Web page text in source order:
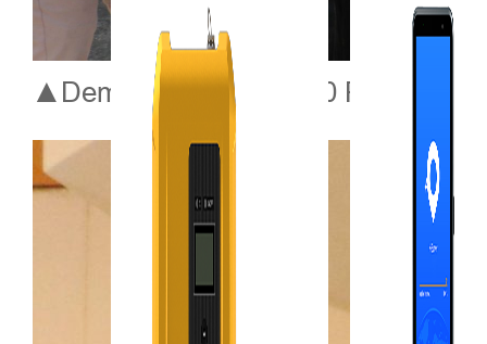
▲Demonstração do V30 Plus